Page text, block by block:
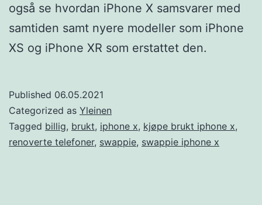
også se hvordan iPhone X samsvarer med
samtiden samt nyere modeller som iPhone
XS og iPhone XR som erstattet den.
Published 06.05.2021
Categorized as Yleinen
Tagged billig, brukt, iphone x, kjøpe brukt iphone x,
renoverte telefoner, swappie, swappie iphone x